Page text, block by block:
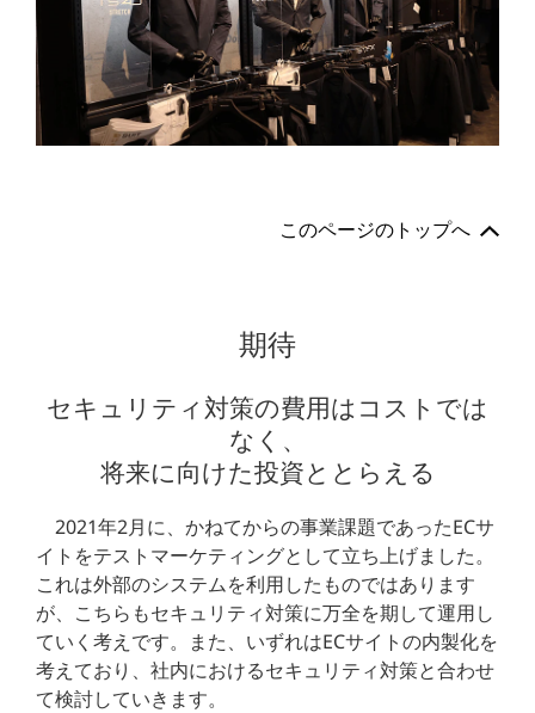
このページのトップへ
期待
セキュリティ対策の費用はコストでは
なく、
将来に向けた投資ととらえる
2021年2月に、かねてからの事業課題であったECサ
イトをテストマーケティングとして立ち上げました。
これは外部のシステムを利用したものではあります
が、こちらもセキュリティ対策に万全を期して運用し
ていく考えです。また、いずれはECサイトの内製化を
考えており、社内におけるセキュリティ対策と合わせ
て検討していきます。